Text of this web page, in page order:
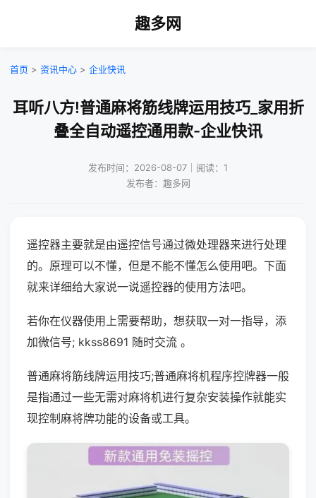
趣多网
首页 > 资讯中心 > 企业快讯
耳听八方!普通麻将筋线牌运用技巧_家用折
叠全自动遥控通用款-企业快讯
发布时间：2026-08-07｜阅读：1
发布者：趣多网
遥控器主要就是由遥控信号通过微处理器来进行处理
的。原理可以不懂，但是不能不懂怎么使用吧。下面
就来详细给大家说一说遥控器的使用方法吧。
若你在仪器使用上需要帮助，想获取一对一指导，添
加微信号; kkss8691 随时交流 。
普通麻将筋线牌运用技巧;普通麻将机程序控牌器一般
是指通过一些无需对麻将机进行复杂安装操作就能实
现控制麻将牌功能的设备或工具。